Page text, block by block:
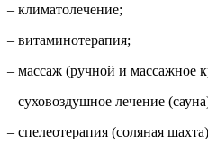
– климатолечение;
– витаминотерапия;
– массаж (ручной и массажное
– суховоздушное лечение
– спелеотерапия (соляная